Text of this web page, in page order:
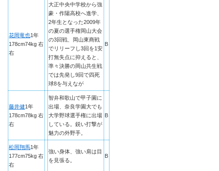
花岡竜也1年
178cm74kg 右
右
大正中央中学校から強
豪・作陽高校へ進学、
2年生となった2009年
の夏の選手権岡山大会
の3回戦、岡山東商戦
でリリーフし3回を1安
打無失点に抑えると、
準々決勝の岡山共生戦
では先発し9回で四死
球8を与えなが
B
藤井健1年
178cm78kg 右
右
智弁和歌山で甲子園に
出場、奈良学園大でも
大学野球選手権に出場
している。鋭い打撃が
魅力の外野手。
B
松岡翔馬1年
177cm75kg 右
右
強い身体、強い肩は目
を見張る。
B